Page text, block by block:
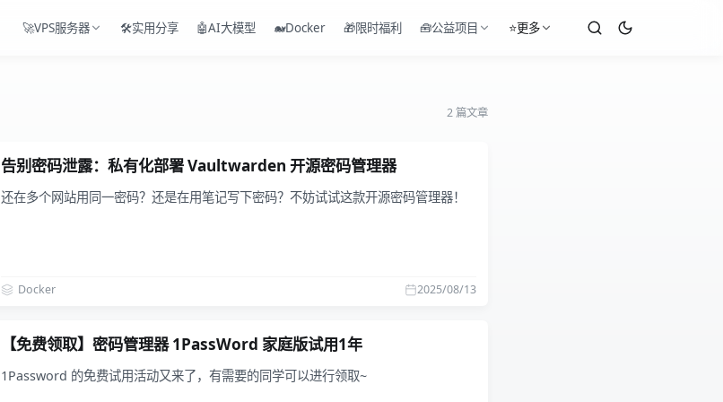
🚀VPS服务器 🛠️实用分享 🤖AI大模型 🐋Docker 🎁限时福利 🧰公益项目 ⭐更多
2 篇文章
告别密码泄露：私有化部署 Vaultwarden 开源密码管理器
还在多个网站用同一密码？还是在用笔记写下密码？不妨试试这款开源密码管理器！
2025/08/13
Docker
【免费领取】密码管理器 1PassWord 家庭版试用1年
1Password 的免费试用活动又来了，有需要的同学可以进行领取~